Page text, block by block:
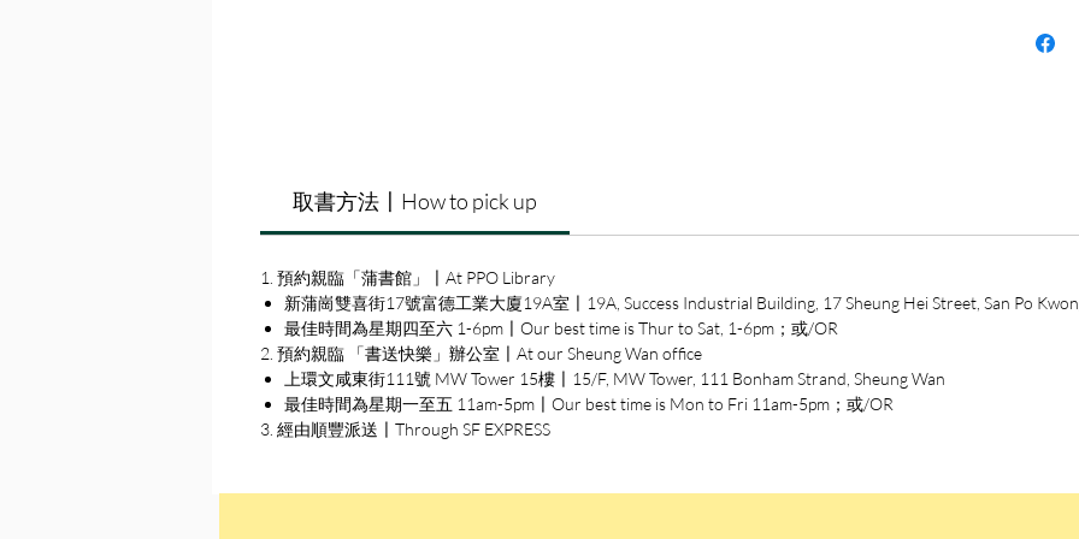
鍵人
來，
發展的
規劃、
取書方法〡How to pick up
1. 預約親臨「蒲書館」〡At PPO Library
新蒲崗雙喜街17號富德工業大廈19A室〡19A, Success Industrial Building, 17 Sheung Hei Street, San Po
最佳時間為星期四至六 1-6pm〡Our best time is Thur to Sat, 1-6pm；或/OR
2. 預約親臨 「書送快樂」辦公室〡At our Sheung Wan office
上環文咸東街111號 MW Tower 15樓〡15/F, MW Tower, 111 Bonham Strand, Sheung Wan
最佳時間為星期一至五 11am-5pm〡Our best time is Mon to Fri 11am-5pm；或/OR
3. 經由順豐派送〡Through SF EXPRESS